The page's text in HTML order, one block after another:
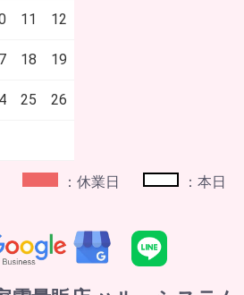
11 12
18 19
25 26
：休業日 ：本日